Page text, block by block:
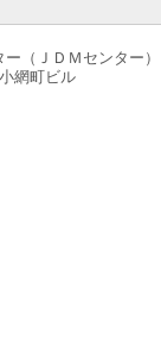
（ＪＤＭセンター）
網町ビル